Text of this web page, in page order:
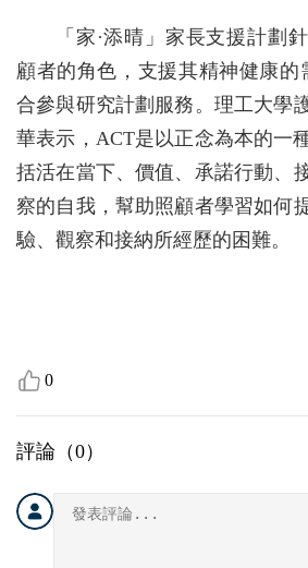
「家·添晴」家長支援計劃
顧者的角色，支援其精神健康的
合參與研究計劃服務。理工大學
華表示，ACT是以正念為本的一
括活在當下、價值、承諾行動、
察的自我，幫助照顧者學習如何
驗、觀察和接納所經歷的困難。
0
評論（0）